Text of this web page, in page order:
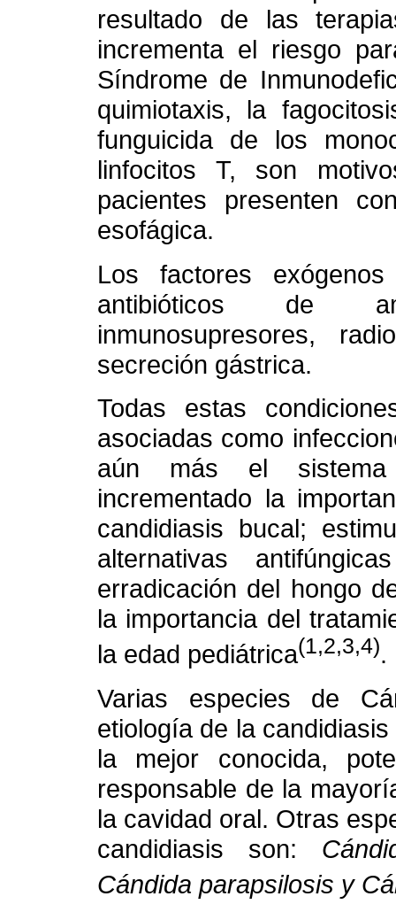
resultado de las
incrementa el riesgo
Síndrome de
quimiotaxis, la
funguicida de los
linfocitos T, son
pacientes presenten
esofágica.
Los factores
antibióticos de
inmunosupresores,
secreción gástrica.
Todas estas
asociadas como
aún más el
incrementado la
candidiasis bucal;
alternativas
erradicación del hongo
la importancia del
la edad pediátrica(1,2,3,4).
Varias especies de
etiología de la
la mejor conocida,
responsable de la
la cavidad oral. Otras
candidiasis son:
Cándida parapsilosis y